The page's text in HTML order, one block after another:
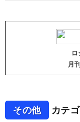
月
その他 カテ